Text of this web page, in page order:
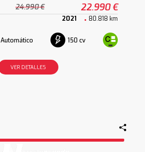
24.990 € 22.990 €
2021 80.818 km
Automático 150 cv
VER DETALLES